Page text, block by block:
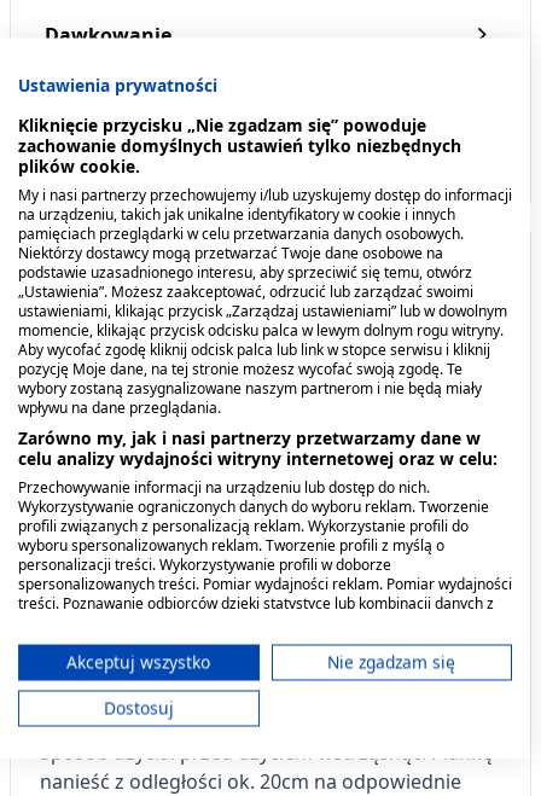
Dawkowanie
Przeciwwskazania. Kto nie powinien
przyjmować produktu?
Pokaż więcej
Opis produktu
MoliCare Skin Pianka do mycia skóry, zawiera
kreatynę, wspomaga mechanizmy obronne skóry.
Posiada neutralizator zapachu oraz pH neutralne
dla skóry. Zapewnia szybkie i łagodne
oczyszczanie silnie zabrudzonej powierzchni
skóry.
Kiedy stosować produkt?
MoliCare Skin Pianka oczyszczająca polecana do
specjalistycznej pielęgnacji skóry dla osób z
Dawkowanie
Sposób użycia: przed użyciem wstrząsnąć. Piankę
nanieść z odległości ok. 20cm na odpowiednie
Ustawienia prywatności
Kliknięcie przycisku „Nie zgadzam się” powoduje
zachowanie domyślnych ustawień tylko niezbędnych
plików cookie.
My i nasi partnerzy przechowujemy i/lub uzyskujemy dostęp do informacji
na urządzeniu, takich jak unikalne identyfikatory w cookie i innych
pamięciach przeglądarki w celu przetwarzania danych osobowych.
Niektórzy dostawcy mogą przetwarzać Twoje dane osobowe na
podstawie uzasadnionego interesu, aby sprzeciwić się temu, otwórz
„Ustawienia”. Możesz zaakceptować, odrzucić lub zarządzać swoimi
ustawieniami, klikając przycisk „Zarządzaj ustawieniami” lub w dowolnym
momencie, klikając przycisk odcisku palca w lewym dolnym rogu witryny.
Aby wycofać zgodę kliknij odcisk palca lub link w stopce serwisu i kliknij
pozycję Moje dane, na tej stronie możesz wycofać swoją zgodę. Te
wybory zostaną zasygnalizowane naszym partnerom i nie będą miały
wpływu na dane przeglądania.
Zarówno my, jak i nasi partnerzy przetwarzamy dane w
celu analizy wydajności witryny internetowej oraz w celu:
Przechowywanie informacji na urządzeniu lub dostęp do nich.
Wykorzystywanie ograniczonych danych do wyboru reklam. Tworzenie
profili związanych z personalizacją reklam. Wykorzystanie profili do
wyboru spersonalizowanych reklam. Tworzenie profili z myślą o
personalizacji treści. Wykorzystywanie profili w doborze
spersonalizowanych treści. Pomiar wydajności reklam. Pomiar wydajności
treści. Poznawanie odbiorców dzięki statystyce lub kombinacji danych z
ograniczonych danych do wyboru treści.
Dane mogą być udostępniane poza Unię Europejską i wysyłane do USA.
Twoja zgoda i polityka cookie dotyczą wyłącznie tej witryny/aplikacji.
Wyświetl listę partnerów (11 dostawców IAB)
Cele przetwarzania IAB:
Akceptuj wszystko
Nie zgadzam się
Dostosuj